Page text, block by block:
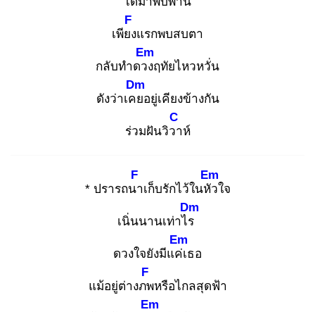
เพียง
F
แรกพบสบตา
กลับทำดวง
Em
ฤทัยไหวหวั่น
ดังว่าเคย
Dm
อยู่เคียงข้างกัน
ร่วมฝันวิวา
C
ห์
* ปรารถนา
F
เก็บรักไว้ในหัว
Em
ใจ
เนิ่นนานเท่าไร
Dm
ดวงใจยังมีแค่เ
Em
ธอ
แม้อยู่ต่างภพ
F
หรือไกลสุดฟ้า
Em